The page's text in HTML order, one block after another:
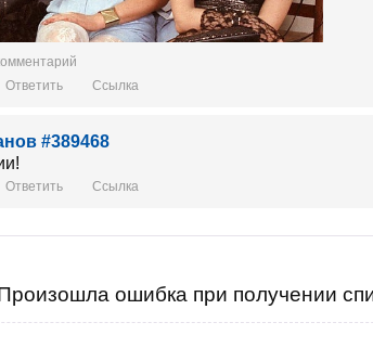
Ответить Ссылка
#389468
Ответить Ссылка
ошибка при получении